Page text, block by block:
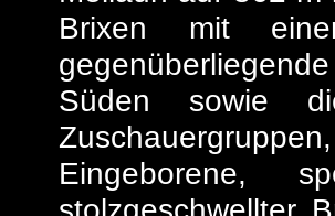
Brixen mit
Süden sowie
Eingeborene,